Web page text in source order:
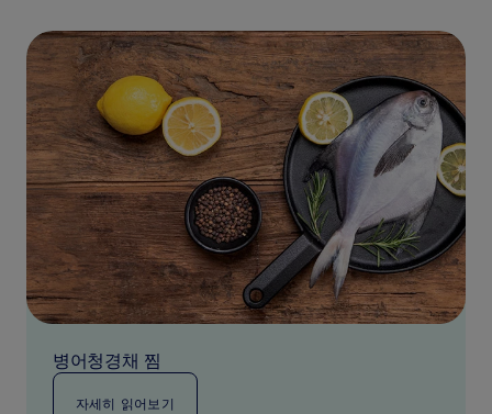
병어청경채 찜
자세히 읽어보기